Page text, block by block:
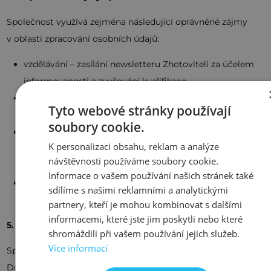
Společnost využívá zejména následující oprávněné zájmy
v oblasti zpracování osobních údajů:
vzdělávání – zasílání newsletteru Zhotoviteli za účelem
informovanosti a zvyšování kvalifikace,
případných pohledávek za Dodavatelem,
hodnocení poskytovaných služeb Dodavatele – vhodné
nastavení priority Zhotovitele, hodnocení Dodavatele
za účelem ochrany majetku Společnosti,
navazující poptávka služeb Dodavatele.
5. Příjemci osobních údajů
Společnost si vyhrazuje právo zpřístupnit osobní údaje
Dodavatele zaměstnancům Společnosti, pokud je to
Tyto webové stránky používají
soubory cookie.
K personalizaci obsahu, reklam a analýze
návštěvnosti používáme soubory cookie.
Informace o vašem používání našich stránek také
sdílíme s našimi reklamními a analytickými
partnery, kteří je mohou kombinovat s dalšími
informacemi, které jste jim poskytli nebo které
shromáždili při vašem používání jejich služeb.
Více informací